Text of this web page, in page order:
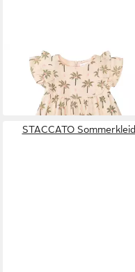
STACCATOA-Linien-Kleid
Md.-Kleid
25,99 €
STACCATO Sommerkleid